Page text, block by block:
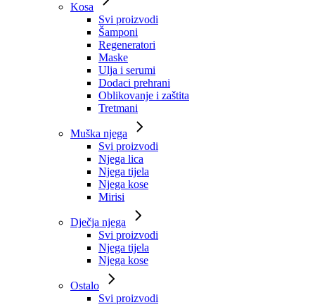
Kosa
Svi proizvodi
Šamponi
Regeneratori
Maske
Ulja i serumi
Dodaci prehrani
Oblikovanje i zaštita
Tretmani
Muška njega
Svi proizvodi
Njega lica
Njega tijela
Njega kose
Mirisi
Dječja njega
Svi proizvodi
Njega tijela
Njega kose
Ostalo
Svi proizvodi